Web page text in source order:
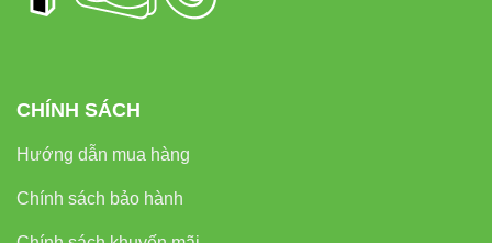
CHÍNH SÁCH
Hướng dẫn mua hàng
Chính sách bảo hành